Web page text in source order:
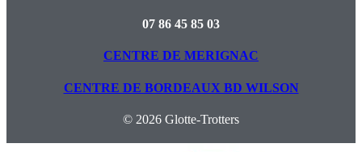
07 86 45 85 03
CENTRE DE MERIGNAC
CENTRE DE BORDEAUX BD WILSON
© 2026 Glotte-Trotters